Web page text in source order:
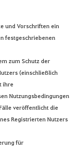
und Vorschriften ein
festgeschriebenen
zum Schutz der
(einschließlich
ihre
Nutzungsbedingungen
veröffentlicht die
Registrierten Nutzers
für